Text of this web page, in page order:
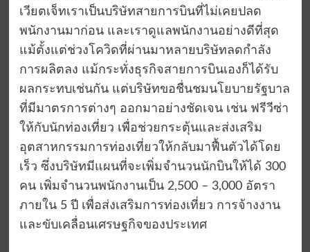
เวียตเจ็ทเราเป็นบริษัทสายการบินที่ไม่เคยปลด
พนักงานมาก่อน และเราดูแลพนักงานอย่างดีที่สุด
แม้ตั้งแต่ช่วงโควิดที่ผ่านมาหลายบริษัทลดกำลัง
การผลิตลง แม้กระทั่งธุรกิจสายการบินเองก็ได้รับ
ผลกระทบเช่นกัน แต่บริษัทขอชื่นชมนโยบายรัฐบาล
ที่มีมาตรการต่างๆ ออกมาอย่างชัดเจน เช่น ฟรีวีซ่า
ให้กับนักท่องเที่ยว เพื่อช่วยกระตุ้นและส่งเสริม
อุตสาหกรรมการท่องเที่ยวให้กลับมาฟื้นตัวได้โดย
เร็ว ซึ่งบริษัทมีแผนที่จะเพิ่มจำนวนนักบินให้ได้ 300
คน เพิ่มจำนวนพนักงานเป็น 2,500 – 3,000 อัตรา
ภายใน 5 ปี เพื่อส่งเสริมการท่องเที่ยว การจ้างงาน
และขับเคลื่อนเศรษฐกิจของประเทศ